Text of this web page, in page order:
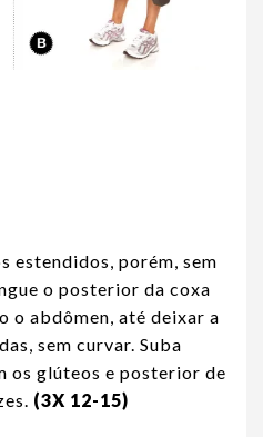
estendidos, porém, sem
o posterior da coxa
o abdômen, até deixar a
sem curvar. Suba
os glúteos e posterior de
(3X 12-15)